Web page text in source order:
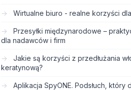
Wirtualne biuro - realne korzyści
Przesyłki międzynarodowe –
dla nadawców i firm
Jakie są korzyści z przedłużania
keratynową?
Aplikacja SpyONE. Podsłuch, który